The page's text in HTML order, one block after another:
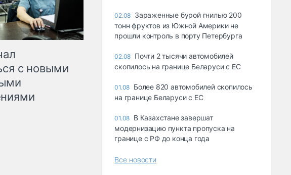
с новыми
02.08 Зараженные бурой гнилью 200
тонн фруктов из Южной Америки не
прошли контроль в порту Петербурга
02.08 Почти 2 тысячи автомобилей
скопилось на границе Беларуси с ЕС
01.08 Более 820 автомобилей скопилось
на границе Беларуси с ЕС
01.08 В Казахстане завершат
модернизацию пункта пропуска на
границе с РФ до конца года
Все новости